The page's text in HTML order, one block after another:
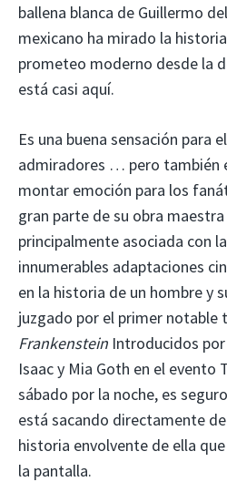
ballena blanca de Guillermo
mexicano ha mirado la
prometeo moderno desde la
está casi aquí.
Es una buena sensación para
admiradores … pero también
montar emoción para los
gran parte de su obra
principalmente asociada con
innumerables adaptaciones
en la historia de un hombre y
juzgado por el primer notable
Frankenstein Introducidos
Isaac y Mia Goth en el evento
sábado por la noche, es
está sacando directamente
historia envolvente de ella
la pantalla.